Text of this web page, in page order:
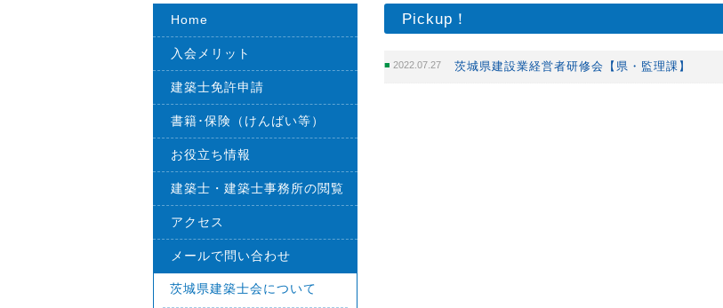
Pickup！
2022.07.27 茨城県建設業経営者研修会【県・監理課】
Home
入会メリット
建築士免許申請
書籍･保険（けんばい等）
お役立ち情報
建築士・建築士事務所の閲覧
アクセス
メールで問い合わせ
茨城県建築士会について